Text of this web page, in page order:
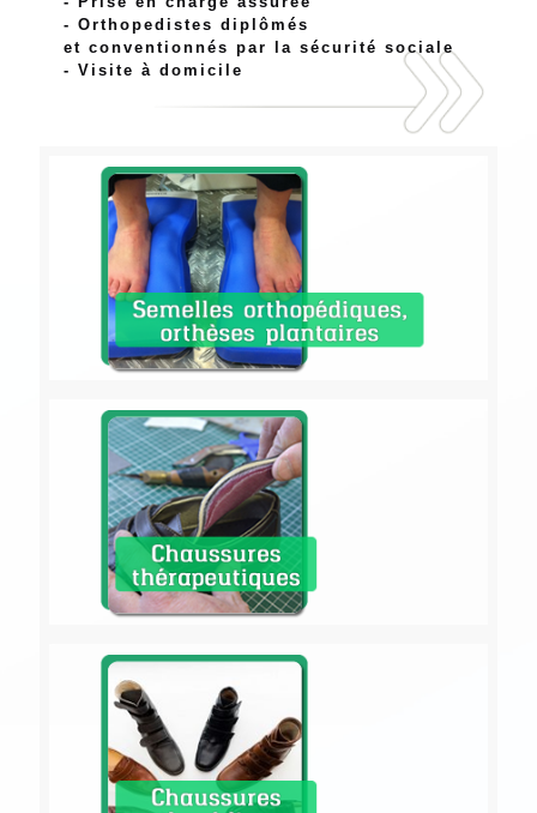
- Orthopedistes diplômés
et conventionnés par la sécurité sociale
- Visite à domicile